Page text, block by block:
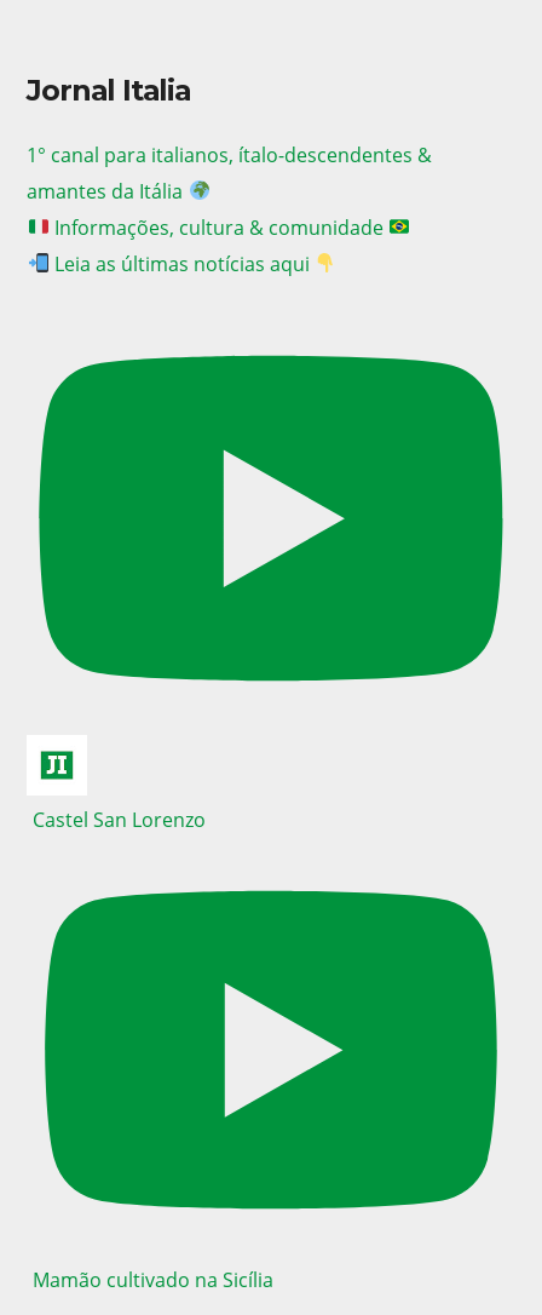
Jornal Italia
1° canal para italianos, ítalo-descendentes &
amantes da Itália
Informações, cultura & comunidade
Leia as últimas notícias aqui
Castel San Lorenzo
Mamão cultivado na Sicília